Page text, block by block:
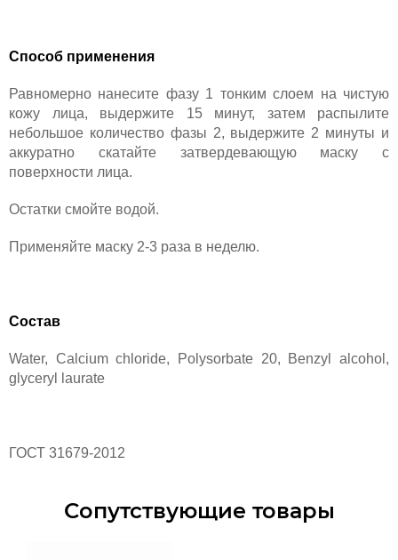
Способ применения
Равномерно нанесите фазу 1 тонким слоем на чистую
кожу лица, выдержите 15 минут, затем распылите
небольшое количество фазы 2, выдержите 2 минуты и
аккуратно скатайте затвердевающую маску с
поверхности лица.
Остатки смойте водой.
Применяйте маску 2-3 раза в неделю.
Состав
Water, Calcium chloride, Polysorbate 20, Benzyl alcohol,
glyceryl laurate
ГОСТ 31679-2012
Сопутствующие товары